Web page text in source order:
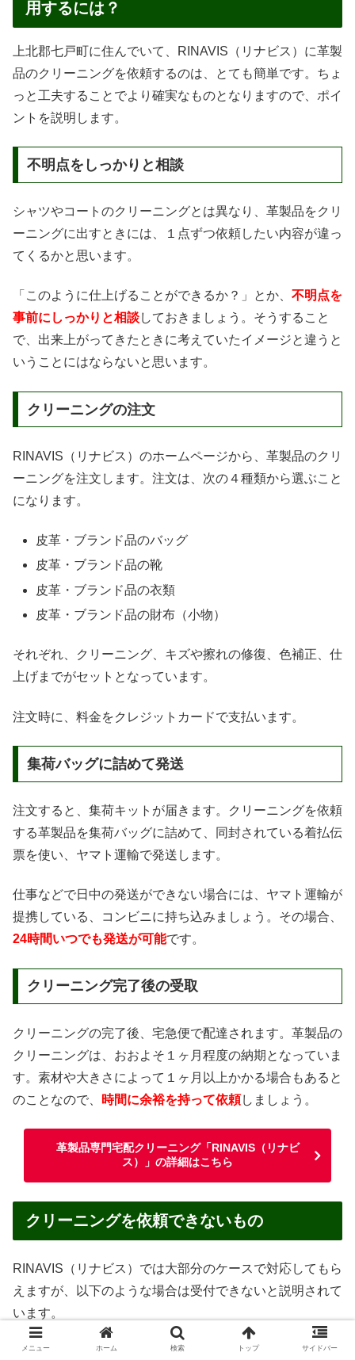
用するには？
上北郡七戸町に住んでいて、RINAVIS（リナビス）に革製
品のクリーニングを依頼するのは、とても簡単です。ちょ
っと工夫することでより確実なものとなりますので、ポイ
ントを説明します。
不明点をしっかりと相談
シャツやコートのクリーニングとは異なり、革製品をクリ
ーニングに出すときには、１点ずつ依頼したい内容が違っ
てくるかと思います。
「このように仕上げることができるか？」とか、 不明点を
事前にしっかりと相談しておきましょう。そうすること
で、出来上がってきたときに考えていたイメージと違うと
いうことにはならないと思います。
クリーニングの注文
RINAVIS（リナビス）のホームページから、革製品のクリ
ーニングを注文します。注文は、次の４種類から選ぶこと
になります。
皮革・ブランド品のバッグ
皮革・ブランド品の靴
皮革・ブランド品の衣類
皮革・ブランド品の財布（小物）
それぞれ、クリーニング、キズや擦れの修復、色補正、仕
上げまでがセットとなっています。
注文時に、料金をクレジットカードで支払います。
集荷バッグに詰めて発送
注文すると、集荷キットが届きます。クリーニングを依頼
する革製品を集荷バッグに詰めて、同封されている着払伝
票を使い、ヤマト運輸で発送します。
仕事などで日中の発送ができない場合には、ヤマト運輸が
提携している、コンビニに持ち込みましょう。その場合、
24時間いつでも発送が可能です。
クリーニング完了後の受取
クリーニングの完了後、宅急便で配達されます。革製品の
クリーニングは、おおよそ１ヶ月程度の納期となっていま
す。素材や大きさによって１ヶ月以上かかる場合もあると
のことなので、
時間に余裕を持って依頼しましょう。
革製品専門宅配クリーニング「RINAVIS（リナビ
ス）」の詳細はこちら
クリーニングを依頼できないもの
RINAVIS（リナビス）では大部分のケースで対応してもら
えますが、以下のような場合は受付できないと説明されて
います。
汚物・嘔吐物がついたままのもの
メニュー ホーム 検索 トップ サイドバー